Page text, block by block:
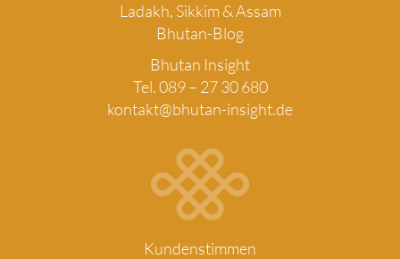
Ladakh, Sikkim & Assam
Bhutan-Blog
Bhutan Insight
Tel. 089 – 27 30 680
kontakt@bhutan-insight.de
Kundenstimmen